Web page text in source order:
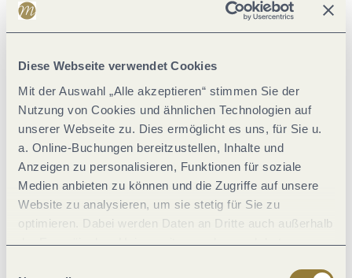
Diese Webseite verwendet Cookies
Mit der Auswahl „Alle akzeptieren“ stimmen Sie der
Nutzung von Cookies und ähnlichen Technologien auf
unserer Webseite zu. Dies ermöglicht es uns, für Sie u.
a. Online-Buchungen bereitzustellen, Inhalte und
Anzeigen zu personalisieren, Funktionen für soziale
Medien anbieten zu können und die Zugriffe auf unsere
Website zu analysieren, um sie stetig für Sie zu
optimieren. Dabei werden Daten an Dritte auch außerhalb
der Europäischen Union weitergegeben und dort
Allgemeine Informationen
Eignung
Verpflegung
Zahlungsarten